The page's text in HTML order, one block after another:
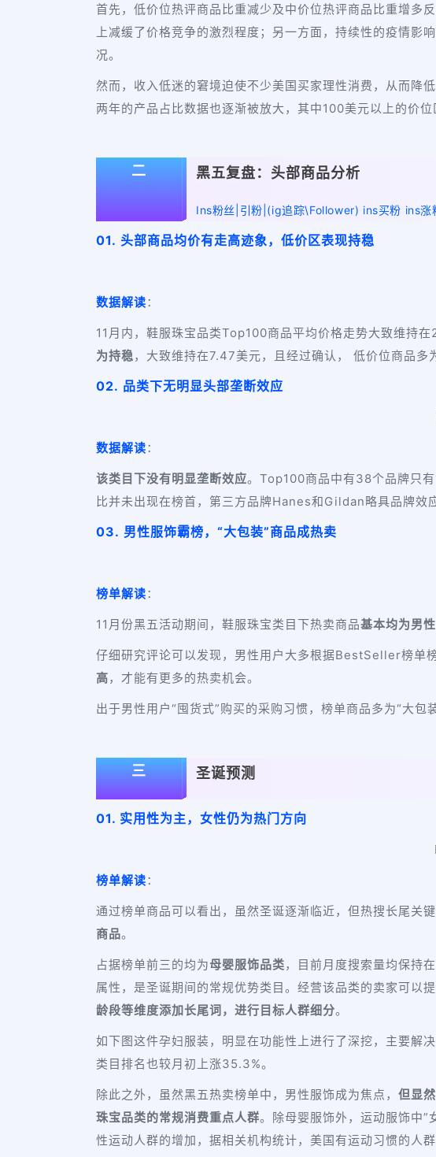
首先，低价位热评商品比重减少及中价位热评商品比重增多反
上减缓了价格竞争的激烈程度；另一方面，持续性的疫情
况。
然而，收入低迷的窘境迫使不少美国买家理性消费，从而降
两年的产品占比数据也逐渐被放大，其中100美元以上的价
二 黑五复盘：头部商品分析
Ins粉丝|引粉|(ig追踪\Follower) ins买粉 ins涨
01. 头部商品均价有走高迹象，低价区表现持稳
数据解读：
11月内，鞋服珠宝品类Top100商品平均价格走势大致维持
为持稳，大致维持在7.47美元，且经过确认， 低价位商品多
02. 品类下无明显头部垄断效应
数据解读：
该类目下没有明显垄断效应。Top100商品中有38个品牌只
比并未出现在榜首，第三方品牌Hanes和Gildan略具品牌效
03. 男性服饰霸榜，“大包装”商品成热卖
榜单解读：
11月份黑五活动期间，鞋服珠宝类目下热卖商品基本均为男
仔细研究评论可以发现，男性用户大多根据BestSeller榜单
高，才能有更多的热卖机会。
出于男性用户“囤货式”购买的采购习惯，榜单商品多为“大
三 圣诞预测
01. 实用性为主，女性仍为热门方向
榜单解读：
通过榜单商品可以看出，虽然圣诞逐渐临近，但热搜长尾关
商品。
占据榜单前三的均为母婴服饰品类，目前月度搜索量均保持
属性，是圣诞期间的常规优势类目。经营该品类的卖家可以
龄段等维度添加长尾词，进行目标人群细分。
如下图这件孕妇服装，明显在功能性上进行了深挖，主要解
类目排名也较月初上涨35.3%。
除此之外，虽然黑五热卖榜单中，男性服饰成为焦点， 但显
珠宝品类的常规消费重点人群。除母婴服饰外，运动服饰中
性运动人群的增加，据相关机构统计，美国有运动习惯的人